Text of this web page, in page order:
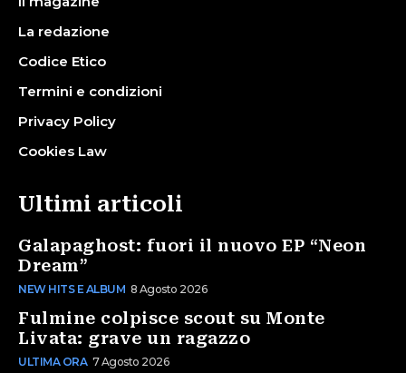
La redazione
Codice Etico
Termini e condizioni
Privacy Policy
Cookies Law
Ultimi articoli
Galapaghost: fuori il nuovo EP “Neon
Dream”
NEW HITS E ALBUM 8 Agosto 2026
Fulmine colpisce scout su Monte
Livata: grave un ragazzo
ULTIMA ORA 7 Agosto 2026